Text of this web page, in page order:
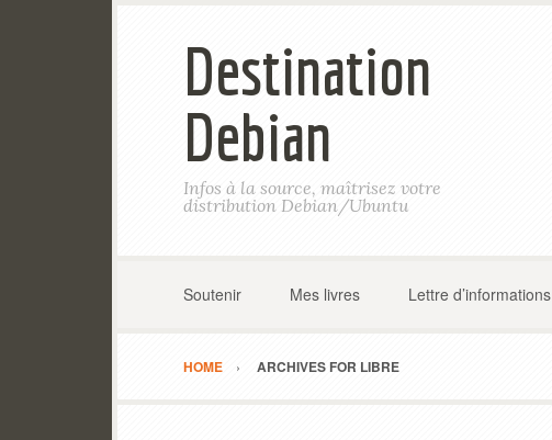
Destination
Debian
Infos à la source, maîtrisez votre
distribution Debian/Ubuntu
Soutenir Mes livres Lettre d’informations
HOME ARCHIVES FOR LIBRE